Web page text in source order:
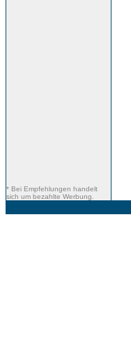
* Bei Empfehlungen handelt
sich um bezahlte Werbung.